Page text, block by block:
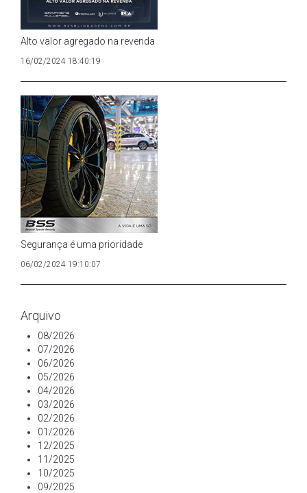
Alto valor agregado na revenda
16/02/2024 18:40:19
Segurança é uma prioridade
06/02/2024 19:10:07
Arquivo
08/2026
07/2026
06/2026
05/2026
04/2026
03/2026
02/2026
01/2026
12/2025
11/2025
10/2025
09/2025